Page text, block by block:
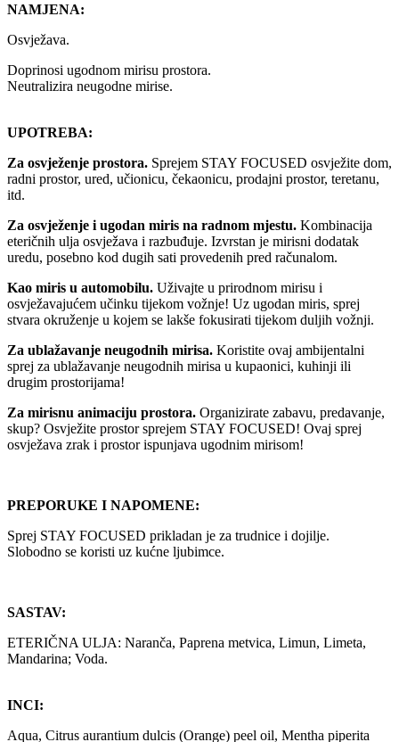
NAMJENA:
Osvježava.
Doprinosi ugodnom mirisu prostora.
Neutralizira neugodne mirise.
UPOTREBA:
Za osvježenje prostora. Sprejem STAY FOCUSED osvježite dom,
radni prostor, ured, učionicu, čekaonicu, prodajni prostor, teretanu,
itd.
Za osvježenje i ugodan miris na radnom mjestu. Kombinacija
eteričnih ulja osvježava i razbuđuje. Izvrstan je mirisni dodatak
uredu, posebno kod dugih sati provedenih pred računalom.
Kao miris u automobilu. Uživajte u prirodnom mirisu i
osvježavajućem učinku tijekom vožnje! Uz ugodan miris, sprej
stvara okruženje u kojem se lakše fokusirati tijekom duljih vožnji.
Za ublažavanje neugodnih mirisa. Koristite ovaj ambijentalni
sprej za ublažavanje neugodnih mirisa u kupaonici, kuhinji ili
drugim prostorijama!
Za mirisnu animaciju prostora. Organizirate zabavu, predavanje,
skup? Osvježite prostor sprejem STAY FOCUSED! Ovaj sprej
osvježava zrak i prostor ispunjava ugodnim mirisom!
PREPORUKE I NAPOMENE:
Sprej STAY FOCUSED prikladan je za trudnice i dojilje.
Slobodno se koristi uz kućne ljubimce.
SASTAV:
ETERIČNA ULJA: Naranča, Paprena metvica, Limun, Limeta,
Mandarina; Voda.
INCI:
Aqua, Citrus aurantium dulcis (Orange) peel oil, Mentha piperita